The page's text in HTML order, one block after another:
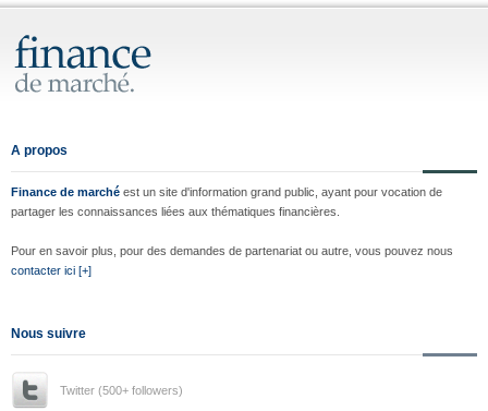
A propos
Finance de marché est un site d'information grand public, ayant pour vocation de
partager les connaissances liées aux thématiques financières.
Pour en savoir plus, pour des demandes de partenariat ou autre, vous pouvez nous
contacter ici [+]
Nous suivre
Twitter (500+ followers)